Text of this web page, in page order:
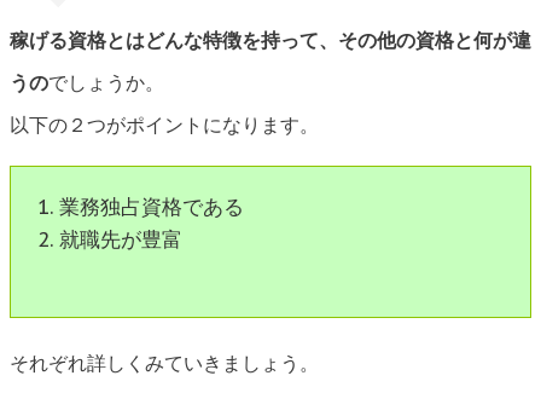
稼げる資格とはどんな特徴を持って、その他の資格と何が違
うのでしょうか。
以下の２つがポイントになります。
業務独占資格である
就職先が豊富
それぞれ詳しくみていきましょう。